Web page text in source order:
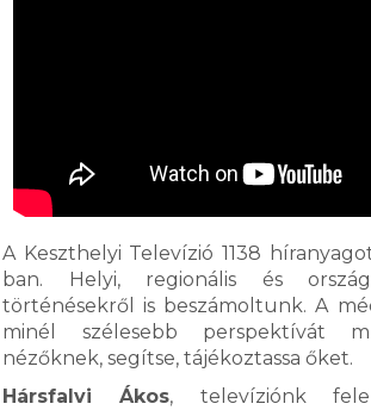
A Keszthelyi Televízió 1138
ban. Helyi, regionális és
történésekről is beszámoltunk. A
minél szélesebb perspektívát
nézőknek, segítse, tájékoztassa őket.
Hársfalvi Ákos, televíziónk